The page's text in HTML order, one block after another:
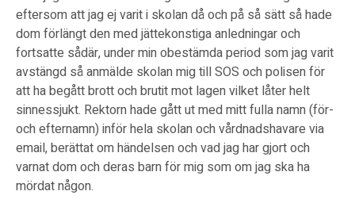
eftersom att jag ej varit i skolan då och på så sätt så hade
dom förlängt den med jättekonstiga anledningar och
fortsatte sådär, under min obestämda period som jag varit
avstängd så anmälde skolan mig till SOS och polisen för
att ha begått brott och brutit mot lagen vilket låter helt
sinnessjukt. Rektorn hade gått ut med mitt fulla namn (för-
och efternamn) inför hela skolan och vårdnadshavare via
email, berättat om händelsen och vad jag har gjort och
varnat dom och deras barn för mig som om jag ska ha
mördat någon.